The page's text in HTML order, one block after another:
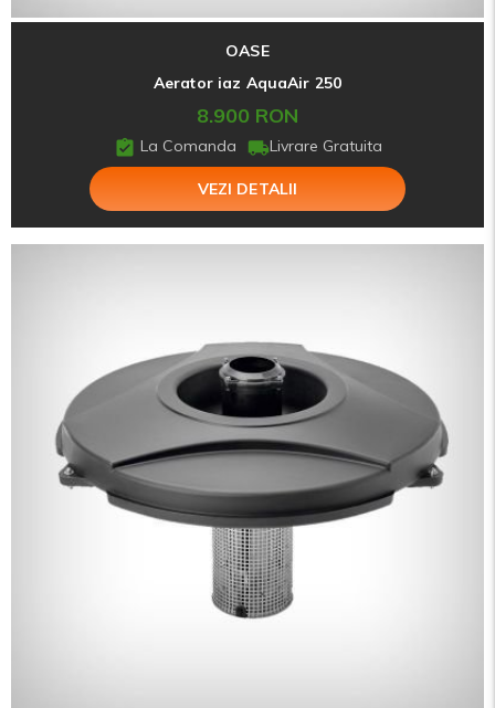
OASE
Aerator iaz AquaAir 250
8.900 RON
La Comanda Livrare Gratuita
VEZI DETALII